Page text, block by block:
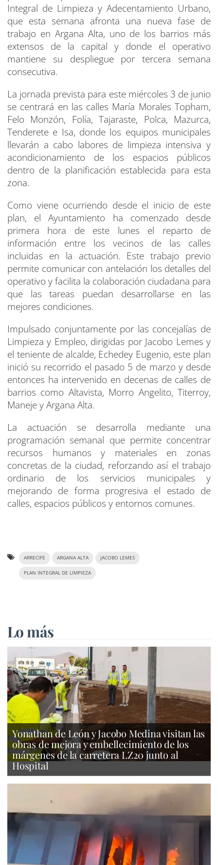
Integral de Limpieza y Adecentamiento Urbano,
que esta semana afronta una nueva fase de
trabajo en Argana Alta, uno de los barrios más
extensos de la capital y donde el operativo
mantiene su despliegue por tercera semana
consecutiva.
La jornada prevista para este miércoles 3 de junio
se centrará en las calles María Morales Topham,
Felo Monzón, Folía, Tajaraste, Polca, Mazurca,
Tenderete e Isa, donde los equipos municipales
llevarán a cabo labores de limpieza intensiva y
acondicionamiento de los espacios públicos
dentro de la planificación establecida para esta
zona.
Como viene ocurriendo desde el inicio de este
plan, el Ayuntamiento ha comenzado desde
primera hora de este lunes el reparto de
información entre los vecinos de las calles
incluidas en la actuación. Este trabajo previo
permite comunicar con antelación los detalles del
operativo y facilita la colaboración ciudadana para
que las tareas puedan desarrollarse en las
mejores condiciones.
Impulsado conjuntamente por las concejalías de
Limpieza y Empleo, dirigidas por Jacobo Lemes y
el teniente de alcalde, Echedey Eugenio, este plan
inició su recorrido el pasado 5 de marzo y desde
entonces ha intervenido en decenas de calles de
barrios como Altavista, Morro Angelito, Titerroy,
Maneje y Argana Alta.
La actuación se desarrolla mediante una
programación semanal que permite concentrar
recursos humanos y materiales en zonas
concretas de la ciudad, reforzando así el trabajo
ordinario de los servicios municipales y
mejorando de forma progresiva el estado de
calles, espacios públicos y entornos comunes.
ARRECIFE ARGANA ALTA JACOBO LEMES
PLAN INTEGRAL DE LIMPIEZA
Lo más
Yonathan de León y Jacobo Medina visitan las
obras de mejora y embellecimiento de los
márgenes de la carretera LZ20 junto al
Hospital